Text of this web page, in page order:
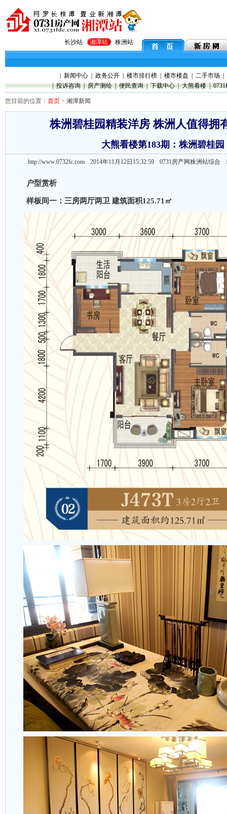
长沙站 湘潭站 株洲站
新闻中心 政务公开 楼市排行榜 楼市楼盘 二手市场
投诉咨询 房产测绘 便民查询 下载中心 大熊看楼
您目前的位置： 首页 > 湘潭新闻
株洲碧桂园精装洋房 株洲人值得拥
大熊看楼第183期：株洲碧桂园
http://www.0732fc.com 2014年11月12日15:32:59 0731房产网株洲站综
户型赏析
样板间一：三房两厅两卫 建筑面积125.71㎡